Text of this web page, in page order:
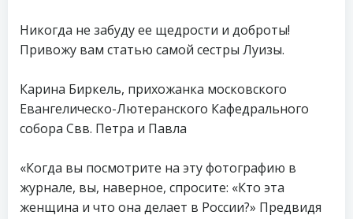
Никогда не забуду ее щедрости и доброты!
Привожу вам статью самой сестры Луизы.
Карина Биркель, прихожанка московского
Евангелическо-Лютеранского Кафедрального
собора Свв. Петра и Павла
«Когда вы посмотрите на эту фотографию в
журнале, вы, наверное, спросите: «Кто эта
женщина и что она делает в России?» Предвидя